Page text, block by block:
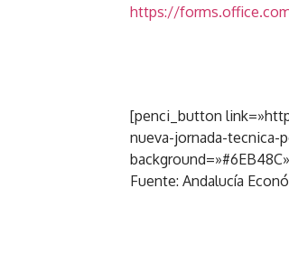
https://
[penci_button
nueva-jornada-tecnica-
Fuente: Andalucía